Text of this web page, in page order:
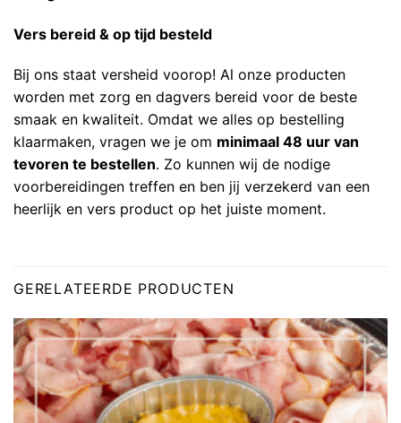
Vers bereid & op tijd besteld
Bij ons staat versheid voorop! Al onze producten
worden met zorg en dagvers bereid voor de beste
smaak en kwaliteit. Omdat we alles op bestelling
klaarmaken, vragen we je om minimaal 48 uur van
tevoren te bestellen. Zo kunnen wij de nodige
voorbereidingen treffen en ben jij verzekerd van een
heerlijk en vers product op het juiste moment.
GERELATEERDE PRODUCTEN